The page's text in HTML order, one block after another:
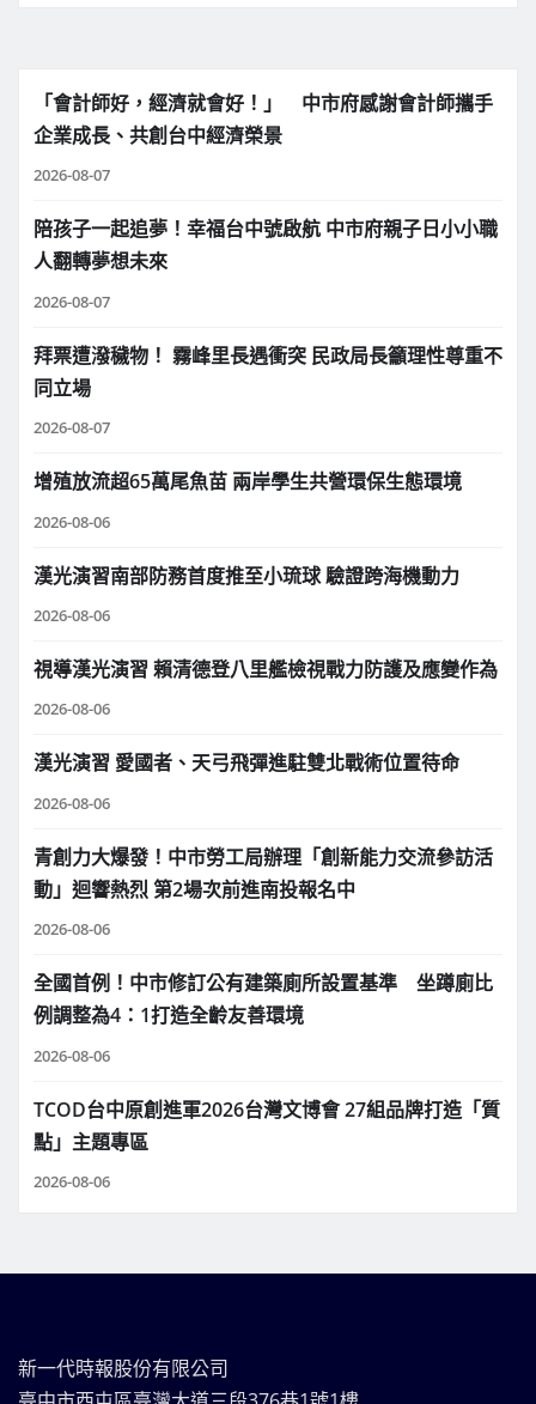
「會計師好，經濟就會好！」 中市府感謝會計師攜手
企業成長、共創台中經濟榮景
2026-08-07
陪孩子一起追夢！幸福台中號啟航 中市府親子日小小職
人翻轉夢想未來
2026-08-07
拜票遭潑穢物！ 霧峰里長遇衝突 民政局長籲理性尊重不
同立場
2026-08-07
增殖放流超65萬尾魚苗 兩岸學生共營環保生態環境
2026-08-06
漢光演習南部防務首度推至小琉球 驗證跨海機動力
2026-08-06
視導漢光演習 賴清德登八里艦檢視戰力防護及應變作為
2026-08-06
漢光演習 愛國者、天弓飛彈進駐雙北戰術位置待命
2026-08-06
青創力大爆發！中市勞工局辦理「創新能力交流參訪活
動」迴響熱烈 第2場次前進南投報名中
2026-08-06
全國首例！中市修訂公有建築廁所設置基準 坐蹲廁比
例調整為4：1打造全齡友善環境
2026-08-06
TCOD台中原創進軍2026台灣文博會 27組品牌打造「質
點」主題專區
2026-08-06
新一代時報股份有限公司